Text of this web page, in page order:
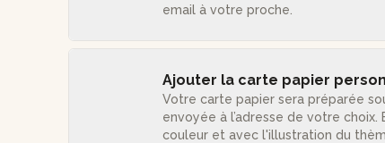
email à votre proche.
Ajouter la carte papier
Votre carte papier sera préparée
envoyée à l’adresse de votre choix.
couleur et avec l'illustration du